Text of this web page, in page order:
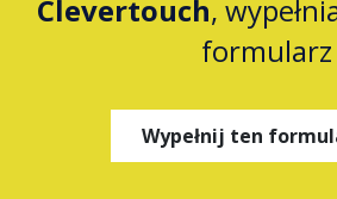
Clevertouch,
formularz
Wypełnij ten